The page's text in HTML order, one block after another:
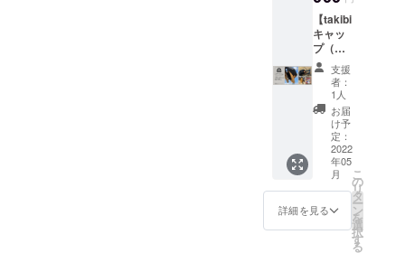
られな
かった
場合は
個別に
ご相談
させて
くださ
いま
せ。）
雨天決
行・荒
天中止
（CFの
ご支援
者様に
関して
は、荒
天中止
の際は
同じ月
で振り
できる
場合は
ンにご
支援い
ただけ
ますと
助かり
ます。
区画は
5m×5m
を想
定。車
での入
場はで
きませ
隣に駐
車場1台
ちくだ
さい。
レンタ
ル品も
多少ご
用意し
ており
ます。
※BBQ
などを
するた
めにあ
め区画
が必要
レー
ション
を快諾
いただ
きまし
た！ 京
丹後市
と同じ
北近畿
ですし
ね、面
白いこ
とを今
後もし
ていき
願いい
たしま
す！ 幅
5cm×長
さ
165cm
（最
長）
ていた
だきき
ます。
南出も
持って
るギ
ターや
ベース
に1本ず
つ揃え
たい
な、と
思える
スト
ラッ
プ。 ぜ
す。 そ
してこ
ちらの
コラボ
スト
ラップ
のご相
談をさ
せてい
ただい
たとこ
ろ、快
諾いた
だきま
した！
限定5
ばかり
ではな
く、音
楽関係
で何か
ないか
な、、
、と考
えてい
たとこ
ろ、
ca*caさ
プや！
と思い
プ。 イ
ケベ楽
器様で
もお取
り扱い
されて
いるよ
うです
よ！ 今
回、音
楽とア
ウトド
アの架
なるよ
うな返
いただ
けるこ
とにな
りまし
た。 実
はプロ
の方々
もたく
さん使
用され
ている
ベース
用オリ
コラボ
レー
ション
いただ
けるこ
とにな
りまし
た。 神
戸のバ
ンド界
隈の先
輩っ
て、面
白い
方、た
Instagr
am→htt
ps://ww
w.insta
gram.c
om/ma
ki_shop
_cham
bers/ ア
ウトド
アを通
じて
「林
業」と
「木材
【takibi
キャッ
プ（ブ
ラック×
キャメ
ル）＋
モーテ
ルキー
＋ス
テッ
カー
シー
ト】
ネット
でたま
たま
支援
者：
1人
お届
け予
定：
2022
年05
月
詳細を見る
こ
の
リ
タ
ー
ン
を
選
択
す
る